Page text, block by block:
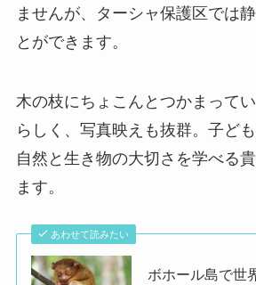
ませんが、ターシャ保護区では
とができます。
木の枝にちょこんとつかまって
らしく、写真映えも抜群。子ど
自然と生き物の大切さを学べる
ます。
あわせて読みたい
ボホール島で世